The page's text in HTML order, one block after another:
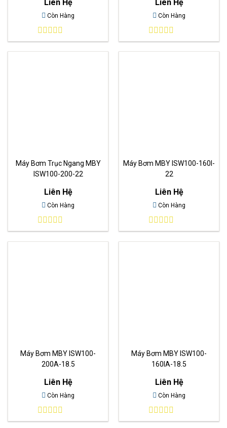
Liên Hệ
Còn Hàng
0
out
Liên Hệ
Còn Hàng
0
out
Máy Bơm Trục Ngang MBY
ISW100-200-22
Liên Hệ
Còn Hàng
0
out
Máy Bơm MBY ISW100-160I-
22
Liên Hệ
Còn Hàng
0
out
Máy Bơm MBY ISW100-
200A-18.5
Liên Hệ
Còn Hàng
0
Máy Bơm MBY ISW100-
160IA-18.5
Liên Hệ
Còn Hàng
0